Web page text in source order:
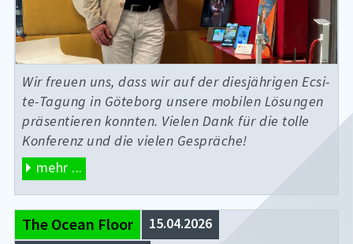
Wir freu­en uns, dass wir auf der dies­jäh­ri­gen Ec­si­
te-Ta­gung in Gö­te­borg un­se­re mo­bi­len Lö­sun­gen
prä­sen­tie­ren konn­ten. Vie­len Dank für die tol­le
Kon­fe­renz und die vie­len Ge­sprä­che!
mehr ...
The Ocean Floor
15.04.2026